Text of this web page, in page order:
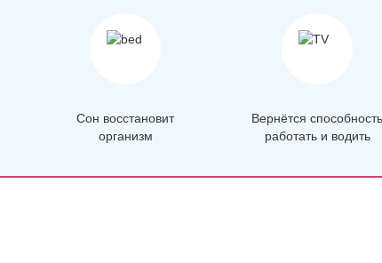
Сон восстановит
организм
Вернётся способность
работать и водить